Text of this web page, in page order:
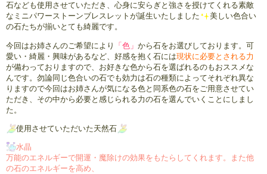
石なども使用させていただき、心身に安らぎと強さを授けてくれる素敵
なミニパワーストーンブレスレットが誕生いたしました
美しい色合い
の石たちが揃いとても綺麗です。
今回はお姉さんのご希望により 「色」 から石をお選びしております。可
愛い・綺麗・興味があるなど、好感を抱く石には現状に必要とされる力
が備わっておりますので、お好きな色から石を選ばれるのもおススメな
んです。勿論同じ色合いの石でも効力は石の種類によってそれぞれ異な
りますので今回はお姉さんが気になる色と同系色の石をご用意させてい
ただき、その中から必要と感じられる力の石を選んでいくことにしまし
た。
使用させていただいた天然石
水晶
万能のエネルギーで開運・魔除けの効果をもたらしてくれます。
また他
の石のエネルギーを高め、